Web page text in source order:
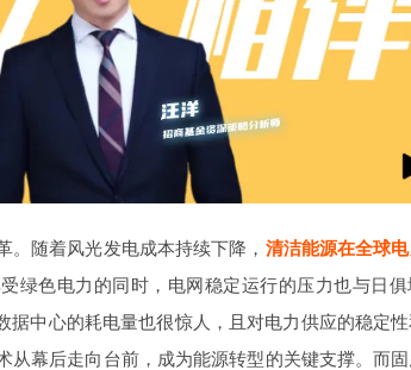
。随着风光发电成本持续下降， 清洁能源在全球
绿色电力的同时，电网稳定运行的压力也与日
据中心的耗电量也很惊人，且对电力供应的稳定
从幕后走向台前，成为能源转型的关键支撑。而